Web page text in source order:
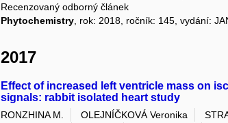
Recenzovaný odborný článek
Phytochemistry, rok: 2018, ročník: 145, vydání:
2017
Effect of increased left ventricle mass on
signals: rabbit isolated heart study
RONZHINA M. OLEJNÍČKOVÁ Veronika